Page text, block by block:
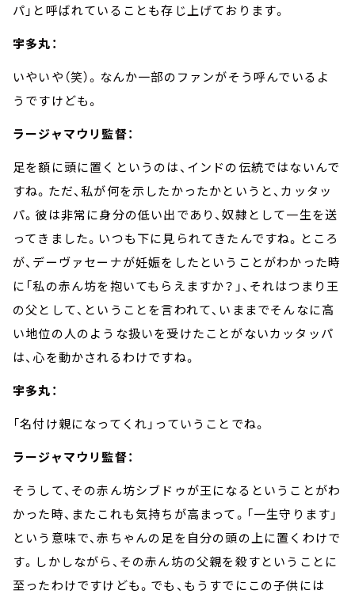
パ」と呼ばれていることも存じ上げております。
宇多丸：
いやいや（笑）。なんか一部のファンがそう呼んでいるよ
うですけども。
ラージャマウリ監督：
足を額に頭に置くというのは、インドの伝統ではないんで
すね。ただ、私が何を示したかったかというと、カッタッ
パ。彼は非常に身分の低い出であり、奴隷として一生を送
ってきました。いつも下に見られてきたんですね。ところ
が、デーヴァセーナが妊娠をしたということがわかった時
に「私の赤ん坊を抱いてもらえますか？」、それはつまり王
の父として、ということを言われて、いままでそんなに高
い地位の人のような扱いを受けたことがないカッタッパ
は、心を動かされるわけですね。
宇多丸：
「名付け親になってくれ」っていうことでね。
ラージャマウリ監督：
そうして、その赤ん坊シブドゥが王になるということがわ
かった時、またこれも気持ちが高まって。「一生守ります」
という意味で、赤ちゃんの足を自分の頭の上に置くわけで
す。しかしながら、その赤ん坊の父親を殺すということに
至ったわけですけども。でも、もうすでにこの子供には